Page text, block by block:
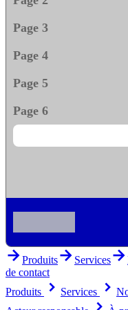
Page 3
Page 4
Page 5
Page 6
arrow_forwardProduitsarrow_forward Servicesarrow_forward
de contact
Produits
keyboard_arrow_right Services keyboard_arrow_right